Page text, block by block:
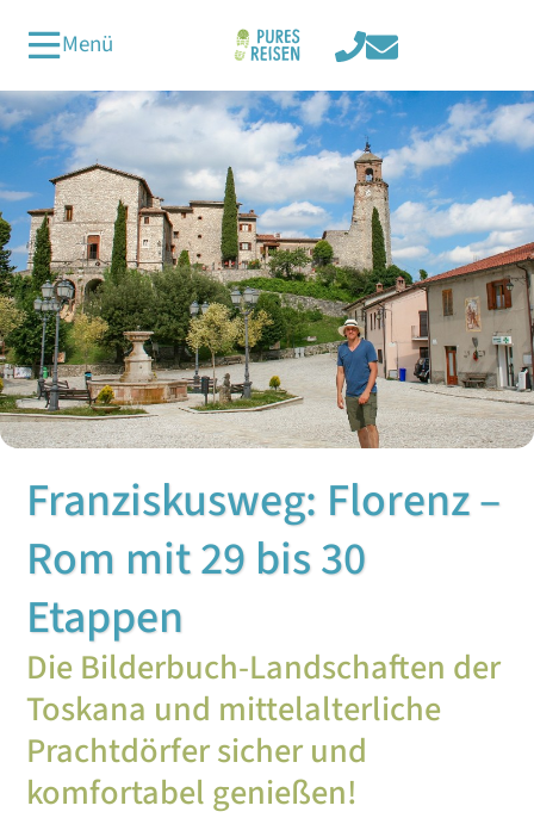
Menü
Franziskusweg: Florenz –
Rom mit 29 bis 30
Etappen
Die Bilderbuch-Landschaften der
Toskana und mittelalterliche
Prachtdörfer sicher und
komfortabel genießen!